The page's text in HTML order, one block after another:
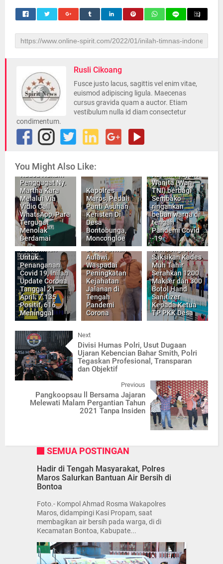
Rusli Cikoang
Fusce justo lacus, sagittis vel enim vitae,
euismod adipiscing ligula. Maecenas
cursus gravida quam a auctor. Etiam
vestibulum nulla id diam consectetur
condimentum.
You Might Also Like:
Hakim
Sampaikan
Penggugat Ny.
Martha Kara
Melalui Via
Vidio Call
WhatsApp, Para
Tergugat
Menolak
Berdamai
Kapolres
Maros, Peduli
Panti Asuhan
Keristen Di
Desa
Bontobunga,
Moncongloe
Wanita (Wan
TNI) berbagi
Sembako
ringankan
beban warga di
tengah
Pandemi Covid
-19
Jubir
Untuk
Penanganan
Covid 19, Inilah
Update Corona
Tanggal 21
April: 7.135
Positif, 616
Meninggal
Aulawi,
Waspadai
Peningkatan
Kejahatan
Jalanan di
Tengah
Pandemi
Corona
Camat
Saksikan Kades
Muh Tahir
Serahkan 1200
Makser dan 300
Botol Hand
Sanitizer
Kepada Ketua
TP PKK Desa
Next
Divisi Humas Polri, Usut Dugaan
Ujaran Kebencian Bahar Smith, Polri
Tegaskan Profesional, Transparan
dan Objektif
Previous
Pangkoopsau ll Bersama Jajaran
Melewati Malam Pergantian Tahun
2021 Tanpa Insiden
SEMUA POSTINGAN
Hadir di Tengah Masyarakat, Polres
Maros Salurkan Bantuan Air Bersih di
Bontoa
Foto.- Kompol Ahmad Rosma Wakapolres
Maros, didampingi Kasi Propam, saat
membagikan air bersih pada warga, di di
Kecamatan Bontoa, Kabupate...